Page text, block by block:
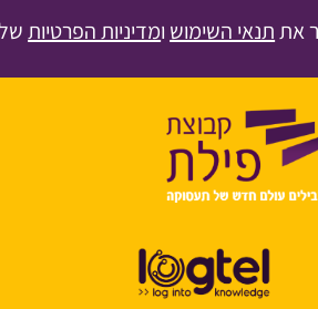
אתתנאי השימוש ומדיניות הפרטיות